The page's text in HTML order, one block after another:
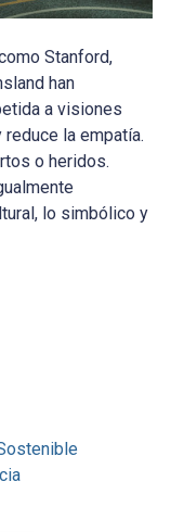
Stanford,
han
a visiones
la empatía.
o heridos.
lo simbólico y